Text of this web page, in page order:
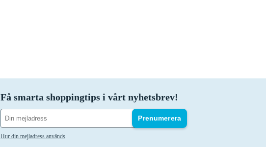
Få smarta shoppingtips i vårt nyhetsbrev!
Prenumerera
Hur din mejladress används